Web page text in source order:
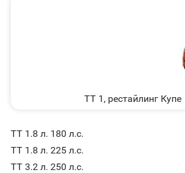
TT 1, рестайлинг Купе
TT 1.8 л. 180 л.с.
TT 1.8 л. 225 л.с.
TT 3.2 л. 250 л.с.